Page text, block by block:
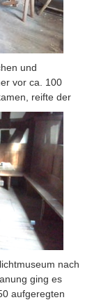
und
vor ca. 100
reifte der
nach
ging es
aufgeregten